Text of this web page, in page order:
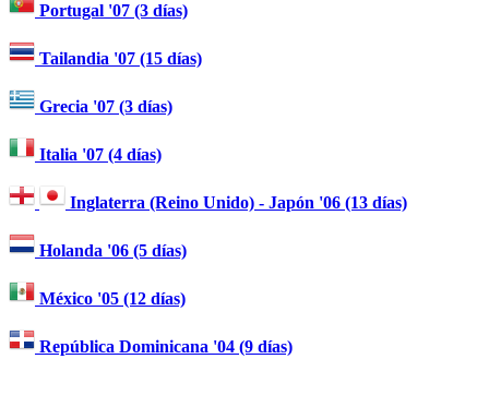
Portugal '07 (3 días)
Tailandia '07 (15 días)
Grecia '07 (3 días)
Italia '07 (4 días)
Inglaterra (Reino Unido) - Japón '06 (13 días)
Holanda '06 (5 días)
México '05 (12 días)
República Dominicana '04 (9 días)